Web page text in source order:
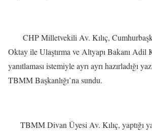
CHP Milletvekili Av. Kılıç,
Oktay ile Ulaştırma ve Altyapı Bakanı Adil
yanıtlaması istemiyle ayrı ayrı hazırladığı
TBMM Başkanlığı’na sundu.
TBMM Divan Üyesi Av. Kılıç, yaptığı